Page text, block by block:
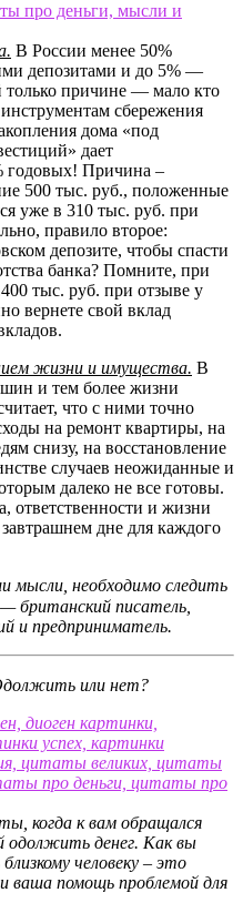
В России менее 50%
депозитами и до 5% —
только причине — мало кто
сбережения
дома «под
дает
годовых! Причина –
500 тыс. руб., положенные
уже в 310 тыс. руб. при
правило второе:
депозите, чтобы спасти
банка? Помните, при
тыс. руб. при отзыве у
вернете свой вклад
жизни и имущества. В
и тем более жизни
что с ними точно
на ремонт квартиры, на
снизу, на восстановление
случаев неожиданные и
далеко не все готовы.
ответственности и жизни
дне для каждого
мысли, необходимо следить
британский писатель,
и предприниматель.
или нет?
когда к вам обращался
одолжить денег. Как вы
человеку – это
ваша помощь проблемой для